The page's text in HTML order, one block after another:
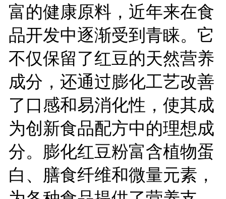
富的健康原料，近年来在食
品开发中逐渐受到青睐。它
不仅保留了红豆的天然营养
成分，还通过膨化工艺改善
了口感和易消化性，使其成
为创新食品配方中的理想成
分。膨化红豆粉富含植物蛋
白、膳食纤维和微量元素，